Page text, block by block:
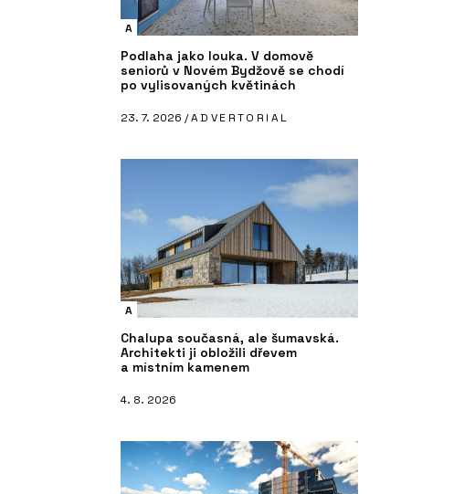
A
Podlaha jako louka. V domově
seniorů v Novém Bydžově se chodí
po vylisovaných květinách
23. 7. 2026 /ADVERTORIAL
A
Chalupa současná, ale šumavská.
Architekti ji obložili dřevem
a místním kamenem
4. 8. 2026